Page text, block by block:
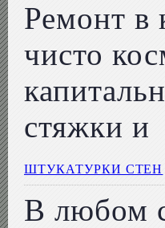
Ремонт в
чисто
стяжки и
ШТУКАТУРКИ СТЕН
В любом